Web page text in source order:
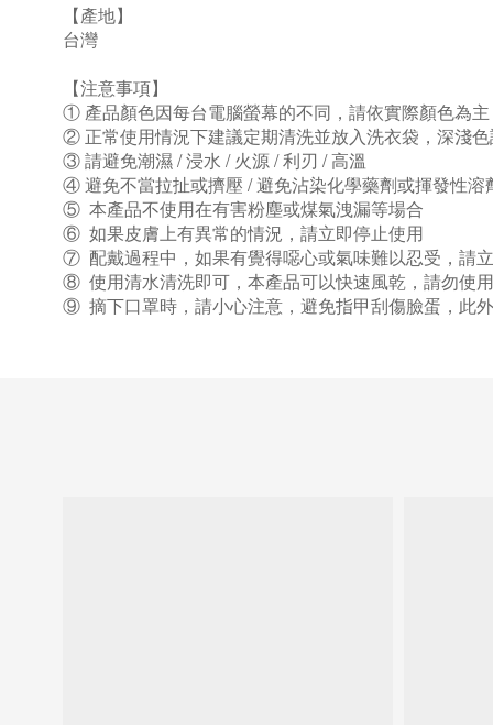
【產地】
台灣
【注意事項】
① 產品顏色因每台電腦螢幕的不同，請依實際顏色為主
② 正常使用情況下建議定期清洗並放入洗衣袋，深淺
③ 請避免潮濕 / 浸水 / 火源 / 利刃 / 高溫
④ 避免不當拉扯或擠壓 / 避免沾染化學藥劑或揮發性溶
⑤ 本產品不使用在有害粉塵或煤氣洩漏等場合
⑥ 如果皮膚上有異常的情況，請立即停止使用
⑦ 配戴過程中，如果有覺得噁心或氣味難以忍受，請
⑧ 使用清水清洗即可，本產品可以快速風乾，請勿使
⑨ 摘下口罩時，請小心注意，避免指甲刮傷臉蛋，此